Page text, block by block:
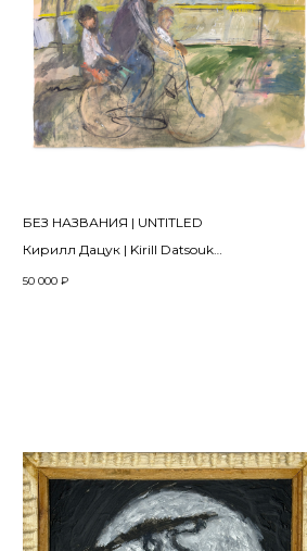
БЕЗ НАЗВАНИЯ | UNTITLED
Кирилл Дацук | Kirill Datsouk
project «Russian Polynesia»
50 000 ₽